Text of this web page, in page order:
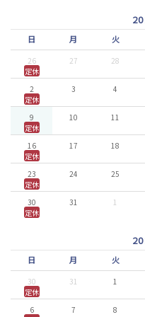
日 月 火
26 27 28
定休
2
3 4
定休
9
10 11
定休
16
17 18
定休
23
24 25
定休
30
31 1
定休
日 月 火
30 31 1
定休
6
7 8